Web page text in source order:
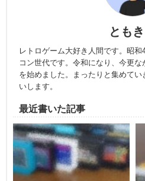
とも
レトロゲーム大好き人間です。昭和
コン世代です。令和になり、今更
を始めました。まったりと集めて
いします。
最近書いた記事